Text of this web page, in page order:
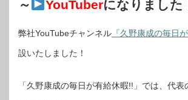
～ YouTuberになりました
弊社YouTubeチャンネル 『久野康成の毎日
設いたしました！
「久野康成の毎日が有給休暇!!」では、代表